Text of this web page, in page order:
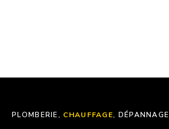
PLOMBERIE, CHAUFFAGE, DÉPANNAGE